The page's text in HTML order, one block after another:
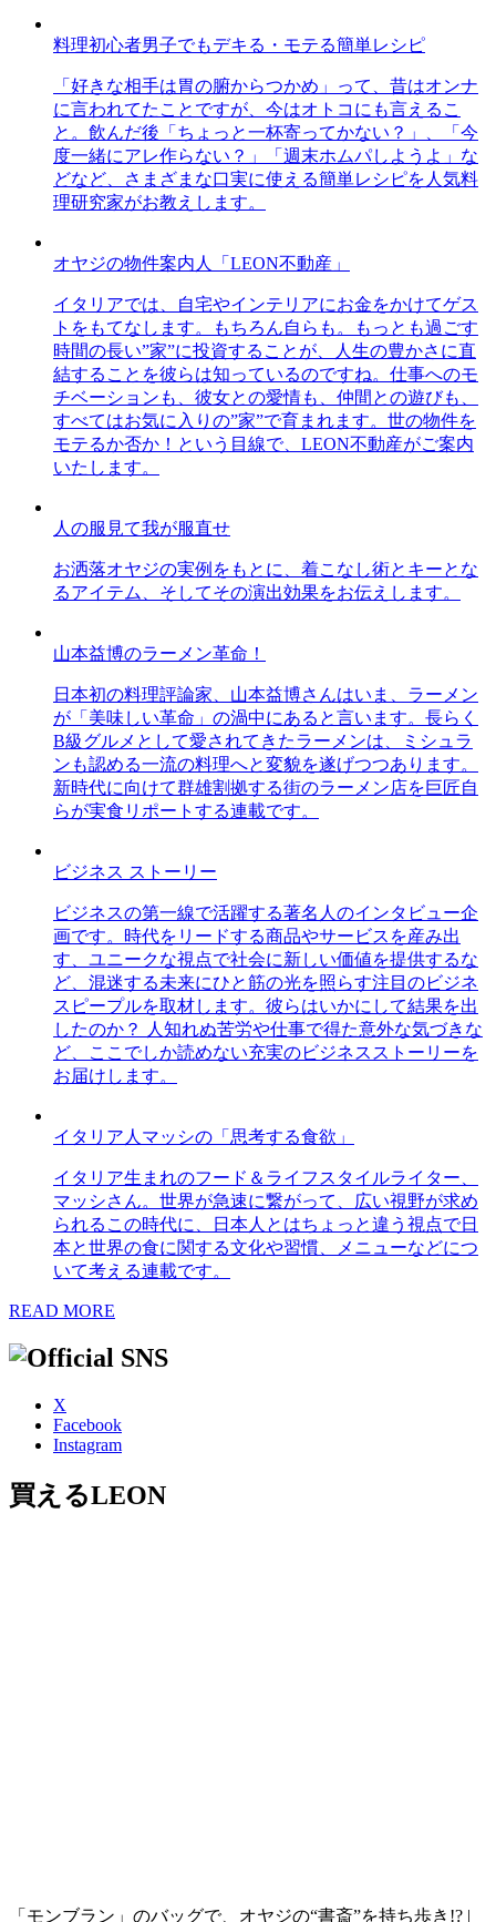
料理初心者男子でもデキる・モテる簡単レシピ
「好きな相手は胃の腑からつかめ」って、昔はオンナ
に言われてたことですが、今はオトコにも言えるこ
と。飲んだ後「ちょっと一杯寄ってかない？」、「今
度一緒にアレ作らない？」「週末ホムパしようよ」な
どなど、さまざまな口実に使える簡単レシピを人気料
理研究家がお教えします。
オヤジの物件案内人「LEON不動産」
イタリアでは、自宅やインテリアにお金をかけてゲス
トをもてなします。もちろん自らも。もっとも過ごす
時間の長い”家”に投資することが、人生の豊かさに直
結することを彼らは知っているのですね。仕事へのモ
チベーションも、彼女との愛情も、仲間との遊びも、
すべてはお気に入りの”家”で育まれます。世の物件を
モテるか否か！という目線で、LEON不動産がご案内
いたします。
人の服見て我が服直せ
お洒落オヤジの実例をもとに、着こなし術とキーとな
るアイテム、そしてその演出効果をお伝えします。
山本益博のラーメン革命！
日本初の料理評論家、山本益博さんはいま、ラーメン
が「美味しい革命」の渦中にあると言います。長らく
B級グルメとして愛されてきたラーメンは、ミシュラ
ンも認める一流の料理へと変貌を遂げつつあります。
新時代に向けて群雄割拠する街のラーメン店を巨匠自
らが実食リポートする連載です。
ビジネス ストーリー
ビジネスの第一線で活躍する著名人のインタビュー企
画です。時代をリードする商品やサービスを産み出
す、ユニークな視点で社会に新しい価値を提供するな
ど、混迷する未来にひと筋の光を照らす注目のビジネ
スピープルを取材します。彼らはいかにして結果を出
したのか？ 人知れぬ苦労や仕事で得た意外な気づきな
ど、ここでしか読めない充実のビジネスストーリーを
お届けします。
イタリア人マッシの「思考する食欲」
イタリア生まれのフード＆ライフスタイルライター、
マッシさん。世界が急速に繋がって、広い視野が求め
られるこの時代に、日本人とはちょっと違う視点で日
本と世界の食に関する文化や習慣、メニューなどにつ
いて考える連載です。
READ MORE
X
Facebook
Instagram
買えるLEON
「モンブラン」のバッグで、オヤジの“書斎”を持ち歩き!? |